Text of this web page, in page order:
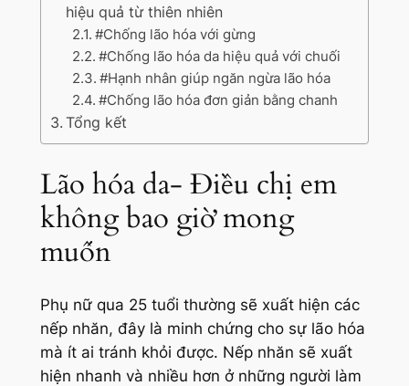
hiệu quả từ thiên nhiên
#Chống lão hóa với gừng
#Chống lão hóa da hiệu quả với chuối
#Hạnh nhân giúp ngăn ngừa lão hóa
#Chống lão hóa đơn giản bằng chanh
Tổng kết
Lão hóa da- Điều chị em
không bao giờ mong
muốn
Phụ nữ qua 25 tuổi thường sẽ xuất hiện các
nếp nhăn, đây là minh chứng cho sự lão hóa
mà ít ai tránh khỏi được. Nếp nhăn sẽ xuất
hiện nhanh và nhiều hơn ở những người làm